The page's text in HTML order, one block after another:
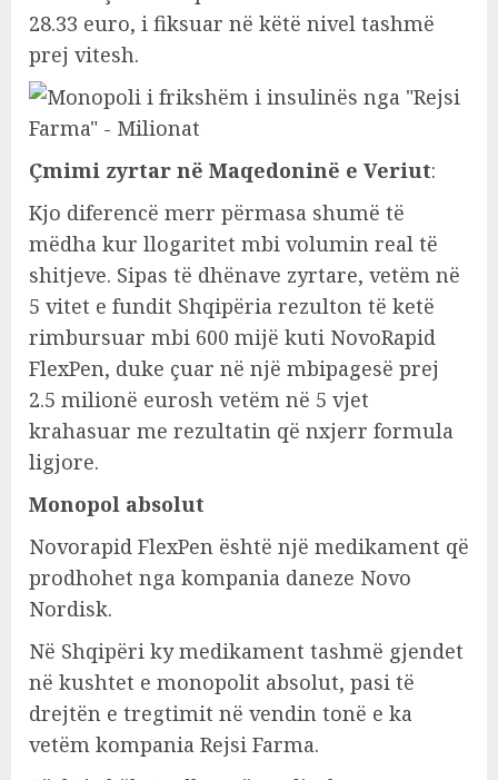
28.33 euro, i fiksuar në këtë nivel tashmë
prej vitesh.
Çmimi zyrtar në Maqedoninë e Veriut:
Kjo diferencë merr përmasa shumë të
mëdha kur llogaritet mbi volumin real të
shitjeve. Sipas të dhënave zyrtare, vetëm në
5 vitet e fundit Shqipëria rezulton të ketë
rimbursuar mbi 600 mijë kuti NovoRapid
FlexPen, duke çuar në një mbipagesë prej
2.5 milionë eurosh vetëm në 5 vjet
krahasuar me rezultatin që nxjerr formula
ligjore.
Monopol absolut
Novorapid FlexPen është një medikament që
prodhohet nga kompania daneze Novo
Nordisk.
Në Shqipëri ky medikament tashmë gjendet
në kushtet e monopolit absolut, pasi të
drejtën e tregtimit në vendin tonë e ka
vetëm kompania Rejsi Farma.